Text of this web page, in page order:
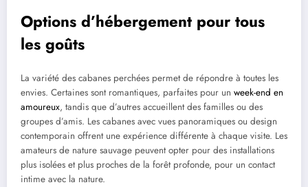
Options d’hébergement pour tous
les goûts
La variété des cabanes perchées permet de répondre à toutes les
envies. Certaines sont romantiques, parfaites pour un week-end en
amoureux, tandis que d’autres accueillent des familles ou des
groupes d’amis. Les cabanes avec vues panoramiques ou design
contemporain offrent une expérience différente à chaque visite. Les
amateurs de nature sauvage peuvent opter pour des installations
plus isolées et plus proches de la forêt profonde, pour un contact
intime avec la nature.